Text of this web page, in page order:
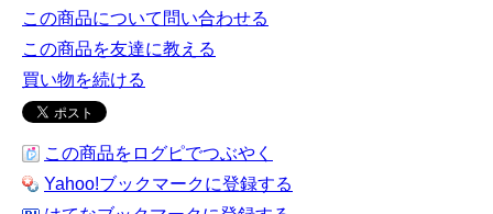
この商品について問い合わせる
この商品を友達に教える
買い物を続ける
この商品をログピでつぶやく
Yahoo!ブックマークに登録する